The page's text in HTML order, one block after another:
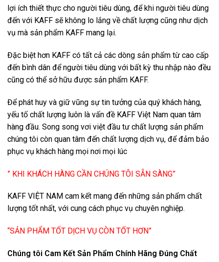
lợi ích thiết thực cho người tiêu dùng, để khi người tiêu dùng
đến với KAFF sẽ không lo lắng về chất lượng cũng như dịch
vụ mà sản phẩm KAFF mang lại.
Đặc biệt hơn KAFF có tất cả các dòng sản phẩm từ cao cấp
đến bình dân để người tiêu dùng với bất kỳ thu nhập nào đều
cũng có thể sở hữu được sản phẩm KAFF.
Để phát huy và giữ vũng sự tin tưởng của quý khách hàng,
yếu tố chất lượng luôn là vấn đề KAFF Việt Nam quan tâm
hàng đầu. Song song vơi việt đầu tư chất lượng sản phẩm
chúng tôi còn quan tâm đến chất lượng dịch vụ, để đảm bảo
phục vụ khách hàng mọi nơi mọi lúc
” KHI KHÁCH HÀNG CẦN CHÚNG TÔI SẴN SÀNG”
KAFF VIỆT NAM cam kết mang đến những sản phẩm chất
lượng tốt nhất, với cung cách phục vụ chuyên nghiệp.
“SẢN PHẨM TỐT DỊCH VỤ CÒN TỐT HƠN”
Chúng tôi Cam Kết Sản Phẩm Chính Hãng Đúng Chất